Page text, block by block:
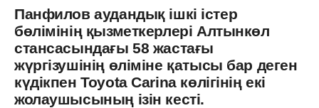
Панфилов аудандық ішкі істер
бөлімінің қызметкерлері Алтынкөл
стансасындағы 58 жастағы
жүргізушінің өліміне қатысы бар деген
күдікпен Toyota Carina көлігінің екі
жолаушысының ізін кесті.